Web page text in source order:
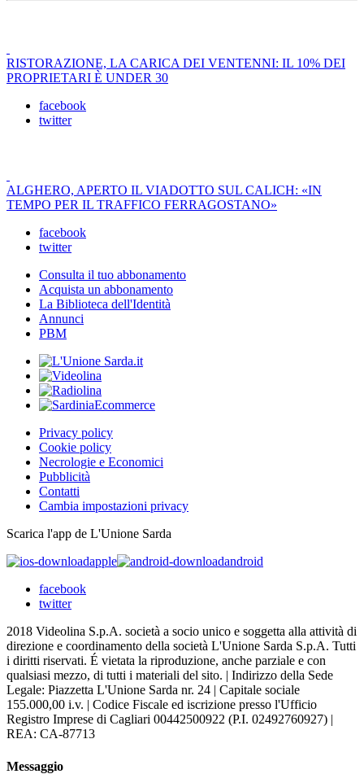
RISTORAZIONE, LA CARICA DEI VENTENNI: IL 10% DEI
PROPRIETARI È UNDER 30
facebook
twitter
ALGHERO, APERTO IL VIADOTTO SUL CALICH: «IN
TEMPO PER IL TRAFFICO FERRAGOSTANO»
facebook
twitter
Consulta il tuo abbonamento
Acquista un abbonamento
La Biblioteca dell'Identità
Annunci
PBM
Privacy policy
Cookie policy
Necrologie e Economici
Pubblicità
Contatti
Cambia impostazioni privacy
Scarica l'app de L'Unione Sarda
apple
android
facebook
twitter
2018 Videolina S.p.A. società a socio unico e soggetta alla attività di
direzione e coordinamento della società L'Unione Sarda S.p.A. Tutti
i diritti riservati. É vietata la riproduzione, anche parziale e con
qualsiasi mezzo, di tutti i materiali del sito. | Indirizzo della Sede
Legale: Piazzetta L'Unione Sarda nr. 24 | Capitale sociale
155.000,00 i.v. | Codice Fiscale ed iscrizione presso l'Ufficio
Registro Imprese di Cagliari 00442500922 (P.I. 02492760927) |
REA: CA-87713
Messaggio